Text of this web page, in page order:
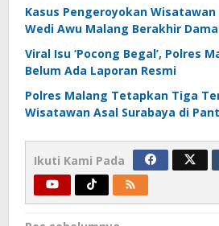
Kasus Pengeroyokan
Wedi Awu Malang Berakhir
Viral Isu ‘Pocong Begal’, Polres
Belum Ada Laporan Resmi
Polres Malang Tetapkan Tiga
Wisatawan Asal Surabaya di
Ikuti Kami Pada